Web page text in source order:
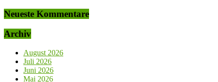
Neueste Kommentare
Archiv
August 2026
Juli 2026
Juni 2026
Mai 2026